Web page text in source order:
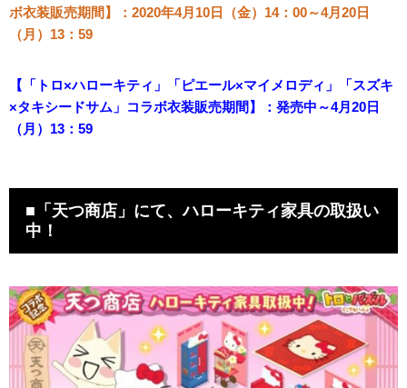
ボ衣装販売期間】：2020年4月10日（金）14：00～4月20日
（月）13：59
【「トロ×ハローキティ」「ピエール×マイメロディ」「スズキ
×タキシードサム」コラボ衣装販売期間】：発売中～4月20日
（月）13：59
■「天つ商店」にて、ハローキティ家具の取扱い
中！